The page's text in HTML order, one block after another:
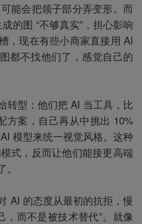
能会把领子部分弄变形。而
的图 “不够真实”，担心影响
，现在有些小商家直接用 AI
都不找他们了，感觉自己的
转型：他们把 AI 当工具，比
方案，自己再从中挑出 10%
模型来统一视觉风格。这种
式，反而让他们能接更高端
AI 的态度从最初的抗拒，慢
，而不是被技术替代”。就像